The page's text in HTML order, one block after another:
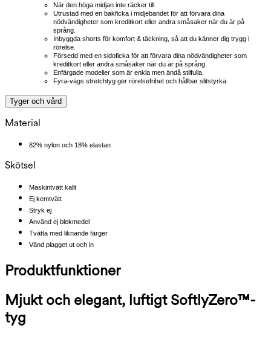
När den höga midjan inte räcker till.
Utrustad med en bakficka i midjebandet för att förvara dina
nödvändigheter som kreditkort eller andra småsaker när du är på
språng.
Inbyggda shorts för komfort & täckning, så att du känner dig trygg i
rörelse.
Försedd med en sidoficka för att förvara dina nödvändigheter som
kreditkort eller andra småsaker när du är på språng.
Enfärgade modeller som är enkla men ändå stilfulla.
Fyra-vägs stretchtyg ger rörelsefrihet och hållbar slitstyrka.
Tyger och vård
Material
82% nylon och 18% elastan
Skötsel
Maskintvätt kallt
Ej kemtvätt
Stryk ej
Använd ej blekmedel
Tvätta med liknande färger
Vänd plagget ut och in
Produktfunktioner
Mjukt och elegant, luftigt SoftlyZero™-
tyg